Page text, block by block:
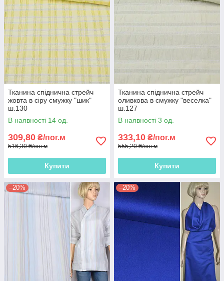
Тканина спіднична стрейч
жовта в сіру смужку "шик"
ш.130
В наявності 14 од.
309,80 ₴/пог.м
516,30 ₴/пог.м
Купити
Тканина спіднична стрейч
оливкова в смужку "веселка"
ш.127
В наявності 3 од.
333,10 ₴/пог.м
555,20 ₴/пог.м
Купити
–20% –20%